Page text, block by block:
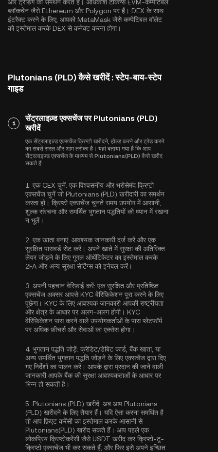
और ट्रेडिंग का समर्थन करते हैं। अधिकांश टोकन्स EVM-कम्पेटिबल
ब्लॉकचेन जैसेEthereum और Polygon पर हैं। DEX के साथ
इंटरैक्ट करने के लिए, आपको MetaMask जैसे कम्पेटिबल वॉलेट
को इस्तेमाल करके DEX से कनेक्ट करना होगा।
Plutonians (PLD) कैसे खरीदें : स्टेप-बाय-स्टेप
गाइड
1
सेंट्रलाइज़्ड एक्सचेंज पर Plutonians (PLD)
खरीदें
एक सेंट्रलाइज़्ड एक्सचेंज क्रिप्टो खरीदने, होल्ड करने और ट्रेड करने
का सबसे सरल और आम तरीका है। यहां बताया गया है कि आप
सेंट्रलाइज़्ड एक्सचेंज के माध्यम से Plutonians(PLD) कैसे खरीद
सकते हैं:
1. एक CEX चुनें: एक विश्वसनीय और भरोसेमंद क्रिप्टो
एक्सचेंज चुनें जो Plutonians (PLD) खरीदारी का समर्थन
करता हो। क्रिप्टो एक्सचेंज चुनते समय उपयोग में आसानी,
शुल्क संरचना और समर्थित भुगतान पद्धतियों को ध्यान में रखना
न भूलें।
2. एक खाता बनाएं: आवश्यक जानकारी दर्ज करें और एक
सुरक्षित पासवर्ड सेट करें। अपने खाते में सुरक्षा की अतिरिक्त
लेयर जोड़ने के लिए गूगल ऑथेंटिकेटर का इस्तेमाल करके
2FA और अन्य सुरक्षा सेटिंग्स को इनेबल करें।
3. अपनी पहचान वेरिफ़ाई करें: एक सुरक्षित और प्रतिष्ठित
एक्सचेंज अक्सर आपसेKYC वेरिफ़िकेशन पूरा करने के लिए
पूछेगा। KYC के लिए आवश्यक जानकारी आपकी राष्ट्रीयता
और क्षेत्र के आधार पर अलग-अलग होगी। KYC
वेरिफ़िकेशन पास करने वाले उपयोगकर्ताओं के पास प्लेटफॉर्म
पर अधिक फ़ीचर्स और सेवाओं का एक्सेस होगा।
4. भुगतान पद्धति जोड़ें: क्रेडिट/डेबिट कार्ड, बैंक खाता, या
अन्य समर्थित भुगतान पद्धति जोड़ने के लिए एक्सचेंज द्वारा दिए
गए निर्देशों का पालन करें। आपके द्वारा प्रदान की जाने वाली
जानकारी आपके बैंक की सुरक्षा आवश्यकताओं के आधार पर
भिन्न हो सकती है।
5. Plutonians (PLD) खरीदें: अब आप Plutonians
(PLD) खरीदने के लिए तैयार हैं। यदि ऐसा करना समर्थित है
तो आप फ़िएट करेंसी का इस्तेमाल करके आसानी से
Plutonians(PLD) खरीद सकते हैं। आप पहले एक
लोकप्रिय क्रिप्टोकरेंसी जैसेUSDT खरीद कर क्रिप्टो-टू-
क्रिप्टो एक्सचेंज भी कर सकते हैं, और फिर इसे अपने इच्छित